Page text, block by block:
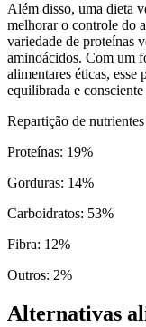
Além disso, uma dieta
melhorar o controle do
variedade de proteínas
aminoácidos. Com um
alimentares éticas,
equilibrada e
Repartição de
Proteínas: 19%
Gorduras: 14%
Carboidratos: 53%
Fibra: 12%
Outros: 2%
Alternativas